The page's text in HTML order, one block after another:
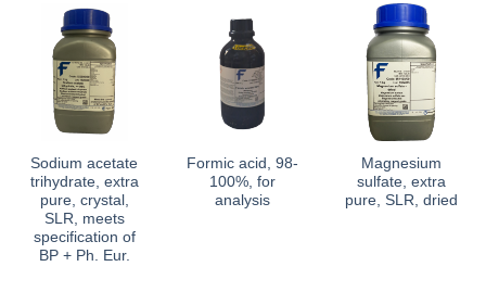
Sodium acetate
trihydrate, extra
pure, crystal,
SLR, meets
specification of
BP + Ph. Eur.
Formic acid, 98-
100%, for
analysis
Magnesium
sulfate, extra
pure, SLR, dried